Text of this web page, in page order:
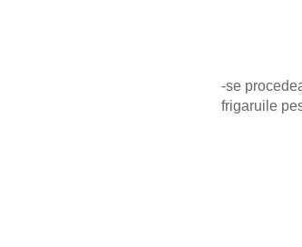
-se
frigaruile